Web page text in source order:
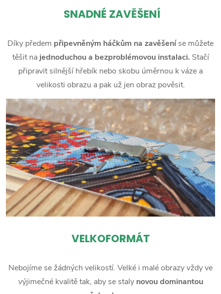
SNADNÉ ZAVĚŠENÍ
Díky předem připevněným háčkům na zavěšeníse můžete
těšit na jednoduchou a bezproblémovou instalaci. Stačí
připravit silnější hřebík nebo skobu úměrnou k váze a
velikosti obrazu a pak už jen obraz pověsit.
VELKOFORMÁT
Nebojíme se žádných velikostí. Velké i malé obrazy vždy ve
výjimečné kvalitě tak, aby se staly novou dominantou